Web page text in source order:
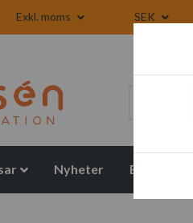
Exkl. moms SEK
Nyheter Blogg